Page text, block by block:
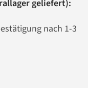
geliefert):
nach 1-3